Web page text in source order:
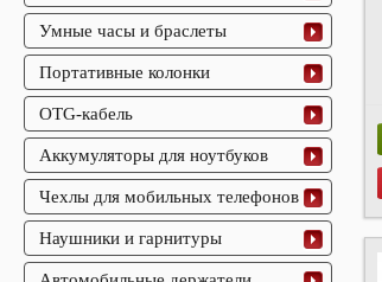
Умные часы и браслеты
Портативные колонки
OTG-кабель
Аккумуляторы для ноутбуков
Чехлы для мобильных телефонов
Наушники и гарнитуры